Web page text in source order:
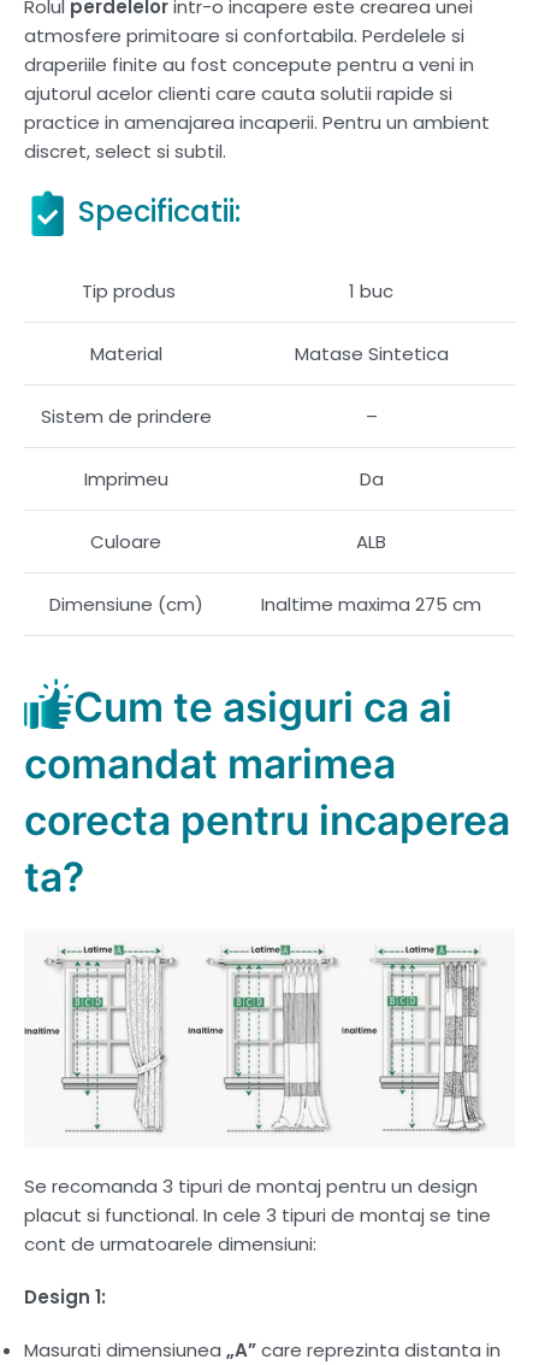
Rolul perdelelorintr-o incapere este crearea unei
atmosfere primitoare si confortabila. Perdelele si
draperiile finite au fost concepute pentru a veni in
ajutorul acelor clienti care cauta solutii rapide si
practice in amenajarea incaperii. Pentru un ambient
discret, select si subtil.
Specificatii:
Tip produs 1 buc
Material Matase Sintetica
Sistem de prindere –
Imprimeu Da
Culoare ALB
Dimensiune (cm) Inaltime maxima 275 cm
Cum te asiguri ca ai
comandat marimea
corecta pentru incaperea
ta?
Se recomanda 3 tipuri de montaj pentru un design
placut si functional. In cele 3 tipuri de montaj se tine
cont de urmatoarele dimensiuni:
Design 1:
Masurati dimensiunea „A”care reprezinta distanta in